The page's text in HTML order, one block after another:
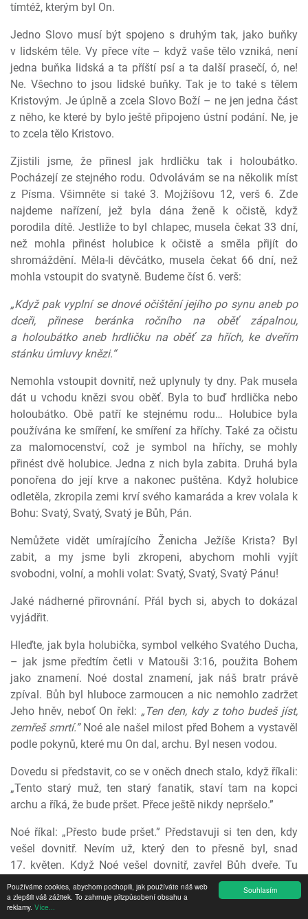
Souhlasím
Používáme cookies, abychom pochopili, jak používáte náš web
a zlepšili váš zážitek. To zahrnuje přizpůsobení obsahu a
reklamy. Více...
tímtéž, kterým byl On.
Jedno Slovo musí být spojeno s druhým tak, jako buňky
v lidském těle. Vy přece víte – když vaše tělo vzniká, není
jedna buňka lidská a ta příští psí a ta další prasečí, ó, ne!
Ne. Všechno to jsou lidské buňky. Tak je to také s tělem
Kristovým. Je úplně a zcela Slovo Boží – ne jen jedna část
z něho, ke které by bylo ještě připojeno ústní podání. Ne, je
to zcela tělo Kristovo.
Zjistili jsme, že přinesl jak hrdličku tak i holoubátko.
Pocházejí ze stejného rodu. Odvolávám se na několik míst
z Písma. Všimněte si také 3. Mojžíšovu 12, verš 6. Zde
najdeme nařízení, jež byla dána ženě k očistě, když
porodila dítě. Jestliže to byl chlapec, musela čekat 33 dní,
než mohla přinést holubice k očistě a směla přijít do
shromáždění. Měla-li děvčátko, musela čekat 66 dní, než
mohla vstoupit do svatyně. Budeme číst 6. verš:
„Když pak vyplní se dnové očištění jejího po synu aneb po
dceři, přinese beránka ročního na oběť zápalnou,
a holoubátko aneb hrdličku na oběť za hřích, ke dveřím
stánku úmluvy knězi.“
Nemohla vstoupit dovnitř, než uplynuly ty dny. Pak musela
dát u vchodu knězi svou oběť. Byla to buď hrdlička nebo
holoubátko. Obě patří ke stejnému rodu… Holubice byla
používána ke smíření, ke smíření za hříchy. Také za očistu
za malomocenství, což je symbol na hříchy, se mohly
přinést dvě holubice. Jedna z nich byla zabita. Druhá byla
ponořena do její krve a nakonec puštěna. Když holubice
odletěla, zkropila zemi krví svého kamaráda a krev volala k
Bohu: Svatý, Svatý, Svatý je Bůh, Pán.
Nemůžete vidět umírajícího Ženicha Ježíše Krista? Byl
zabit, a my jsme byli zkropeni, abychom mohli vyjít
svobodni, volní, a mohli volat: Svatý, Svatý, Svatý Pánu!
Jaké nádherné přirovnání. Přál bych si, abych to dokázal
vyjádřit.
Hleďte, jak byla holubička, symbol velkého Svatého Ducha,
– jak jsme předtím četli v Matouši 3:16, použita Bohem
jako znamení. Noé dostal znamení, jak náš bratr právě
zpíval. Bůh byl hluboce zarmoucen a nic nemohlo zadržet
Jeho hněv, neboť On řekl: „Ten den, kdy z toho budeš jíst,
zemřeš smrtí.”Noé ale našel milost před Bohem a vystavěl
podle pokynů, které mu On dal, archu. Byl nesen vodou.
Dovedu si představit, co se v oněch dnech stalo, když říkali:
„Tento starý muž, ten starý fanatik, staví tam na kopci
archu a říká, že bude pršet. Přece ještě nikdy nepršelo.”
Noé říkal: „Přesto bude pršet.” Představuji si ten den, kdy
vešel dovnitř. Nevím už, který den to přesně byl, snad
17. květen. Když Noé vešel dovnitř, zavřel Bůh dveře. Tu
přitáhly mraky, začalo pršet, kanály se plnily, prameny
z velkých hloubek vyrazily, všechny studny nechaly prýštit
svou vodu. Konečně lidé vystoupili na vrchy svých domů.